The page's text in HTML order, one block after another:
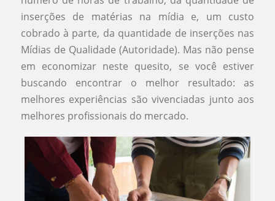
inserções de matérias na mídia e, um custo
cobrado à parte, da quantidade de inserções nas
Mídias de Qualidade (Autoridade). Mas não pense
em economizar neste quesito, se você estiver
buscando encontrar o melhor resultado: as
melhores experiências são vivenciadas junto aos
melhores profissionais do mercado.